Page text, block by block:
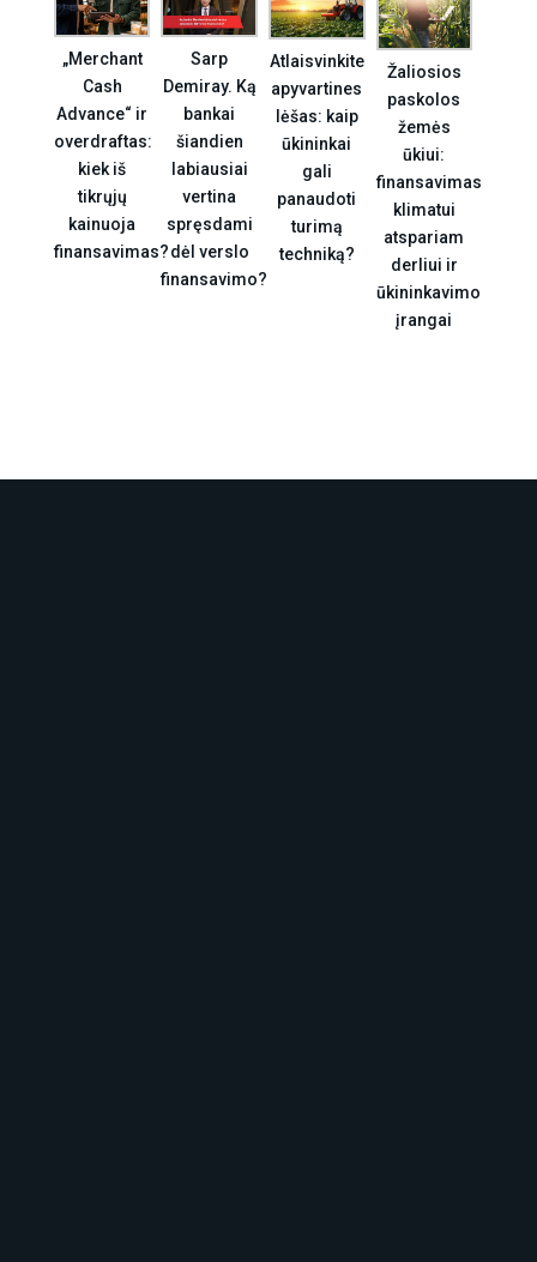
„Merchant
Cash
Advance“ ir
overdraftas:
kiek iš
tikrųjų
kainuoja
finansavimas?
Sarp
Demiray. Ką
bankai
šiandien
labiausiai
vertina
spręsdami
dėl verslo
finansavimo?
Atlaisvinkite
apyvartines
lėšas: kaip
ūkininkai
gali
panaudoti
turimą
techniką?
Žaliosios
paskolos
žemės
ūkiui:
finansavimas
klimatui
atspariam
derliui ir
ūkininkavimo
įrangai